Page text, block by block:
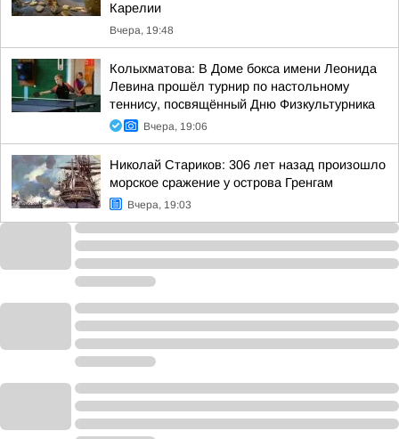
Карелии
Вчера, 19:48
Колыхматова: В Доме бокса имени Леонида
Левина прошёл турнир по настольному
теннису, посвящённый Дню Физкультурника
Вчера, 19:06
Николай Стариков: 306 лет назад произошло
морское сражение у острова Гренгам
Вчера, 19:03